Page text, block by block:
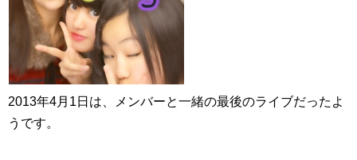
2013年4月1日は、メンバーと一緒の最後のライブだったよ
うです。